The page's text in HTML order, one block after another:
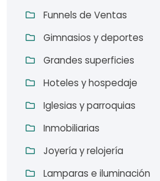
Funnels de Ventas
Gimnasios y deportes
Grandes superficies
Hoteles y hospedaje
Iglesias y parroquias
Inmobiliarias
Joyería y relojería
Lamparas e iluminación